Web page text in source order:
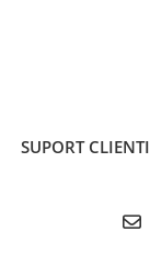
SUPORT CLIENTI